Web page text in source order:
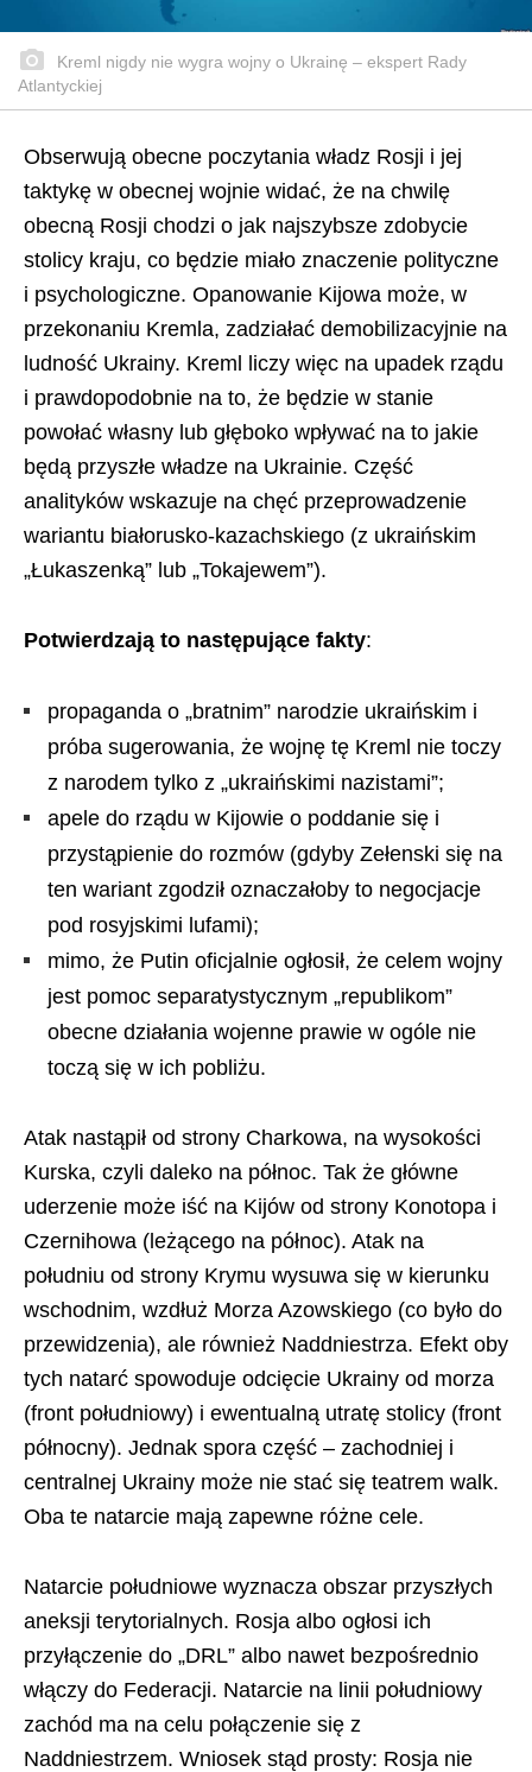
Kreml nigdy nie wygra wojny o Ukrainę – ekspert Rady
Atlantyckiej
Obserwują obecne poczytania władz Rosji i jej
taktykę w obecnej wojnie widać, że na chwilę
obecną Rosji chodzi o jak najszybsze zdobycie
stolicy kraju, co będzie miało znaczenie polityczne
i psychologiczne. Opanowanie Kijowa może, w
przekonaniu Kremla, zadziałać demobilizacyjnie na
ludność Ukrainy. Kreml liczy więc na upadek rządu
i prawdopodobnie na to, że będzie w stanie
powołać własny lub głęboko wpływać na to jakie
będą przyszłe władze na Ukrainie. Część
analityków wskazuje na chęć przeprowadzenie
wariantu białorusko-kazachskiego (z ukraińskim
„Łukaszenką” lub „Tokajewem”).
Potwierdzają to następujące fakty:
propaganda o „bratnim” narodzie ukraińskim i
próba sugerowania, że wojnę tę Kreml nie toczy
z narodem tylko z „ukraińskimi nazistami”;
apele do rządu w Kijowie o poddanie się i
przystąpienie do rozmów (gdyby Zełenski się na
ten wariant zgodził oznaczałoby to negocjacje
pod rosyjskimi lufami);
mimo, że Putin oficjalnie ogłosił, że celem wojny
jest pomoc separatystycznym „republikom”
obecne działania wojenne prawie w ogóle nie
toczą się w ich pobliżu.
Atak nastąpił od strony Charkowa, na wysokości
Kurska, czyli daleko na północ. Tak że główne
uderzenie może iść na Kijów od strony Konotopa i
Czernihowa (leżącego na północ). Atak na
południu od strony Krymu wysuwa się w kierunku
wschodnim, wzdłuż Morza Azowskiego (co było do
przewidzenia), ale również Naddniestrza. Efekt oby
tych natarć spowoduje odcięcie Ukrainy od morza
(front południowy) i ewentualną utratę stolicy (front
północny). Jednak spora część – zachodniej i
centralnej Ukrainy może nie stać się teatrem walk.
Oba te natarcie mają zapewne różne cele.
Natarcie południowe wyznacza obszar przyszłych
aneksji terytorialnych. Rosja albo ogłosi ich
przyłączenie do „DRL” albo nawet bezpośrednio
włączy do Federacji. Natarcie na linii południowy
zachód ma na celu połączenie się z
Naddniestrzem. Wniosek stąd prosty: Rosja nie